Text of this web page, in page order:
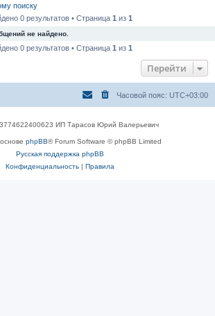
поиску
0 результатов • Страница 1 из 1
не найдено.
0 результатов • Страница 1 из 1
Перейти
Часовой пояс: UTC+03:00
ИП Тарасов Юрий Валерьевич
phpBB® Forum Software © phpBB Limited
Русская поддержка phpBB
Конфиденциальность| Правила